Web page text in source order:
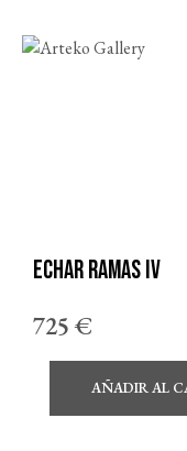
Echar ramas IV
725€
AÑADIR AL